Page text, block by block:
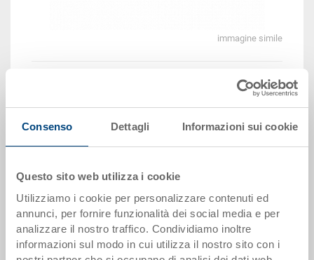
Consenso Dettagli Informazioni sui cookie
Questo sito web utilizza i cookie
Utilizziamo i cookie per personalizzare contenuti ed
annunci, per fornire funzionalità dei social media e per
analizzare il nostro traffico. Condividiamo inoltre
informazioni sul modo in cui utilizza il nostro sito con i
immagine simile
Disponbilità: su richiesta
Il prodotto non può essere ordinato online:Richiedi
Scaglioni quantità Prezzo
da 500 pezzi EUR 5,84
Scaglionamento per quantità secondo le unità di imballo.